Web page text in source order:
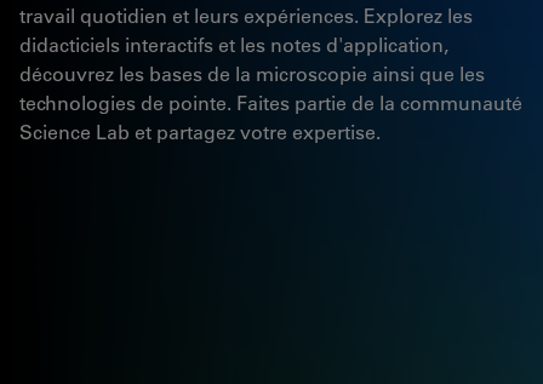
travail quotidien et leurs expériences. Explorez les
didacticiels interactifs et les notes d'application,
découvrez les bases de la microscopie ainsi que les
technologies de pointe. Faites partie de la communauté
Science Lab et partagez votre expertise.